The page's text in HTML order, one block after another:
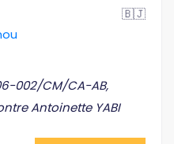
🇧🇯
002/CM/CA-AB,
Antoinette YABI